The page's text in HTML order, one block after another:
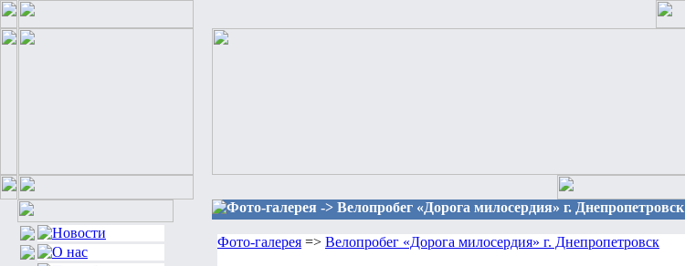
Фото-галерея -> Велопробег «Дорога милосердия» г. Днепропетровск
Фото-галерея => Велопробег «Дорога милосердия» г. Днепропетровск